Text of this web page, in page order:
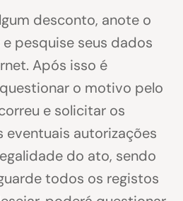
desconto, anote o
pesquise seus dados
Após isso é
o motivo pelo
e solicitar os
autorizações
do ato, sendo
todos os registos